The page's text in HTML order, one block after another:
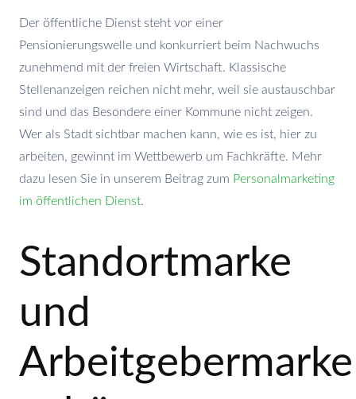
Der öffentliche Dienst steht vor einer
Pensionierungswelle und konkurriert beim Nachwuchs
zunehmend mit der freien Wirtschaft. Klassische
Stellenanzeigen reichen nicht mehr, weil sie austauschbar
sind und das Besondere einer Kommune nicht zeigen.
Wer als Stadt sichtbar machen kann, wie es ist, hier zu
arbeiten, gewinnt im Wettbewerb um Fachkräfte. Mehr
dazu lesen Sie in unserem Beitrag zum Personalmarketing
im öffentlichen Dienst.
Standortmarke
und
Arbeitgebermarke